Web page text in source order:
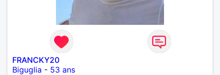
FRANCKY20
Biguglia - 53 ans